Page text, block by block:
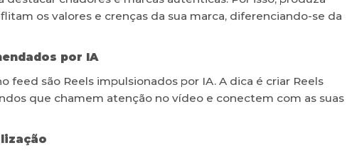
os valores e crenças da sua marca, diferenciando-se da
por IA
feed são Reels impulsionados por IA. A dica é criar Reels
que chamem atenção no vídeo e conectem com as suas